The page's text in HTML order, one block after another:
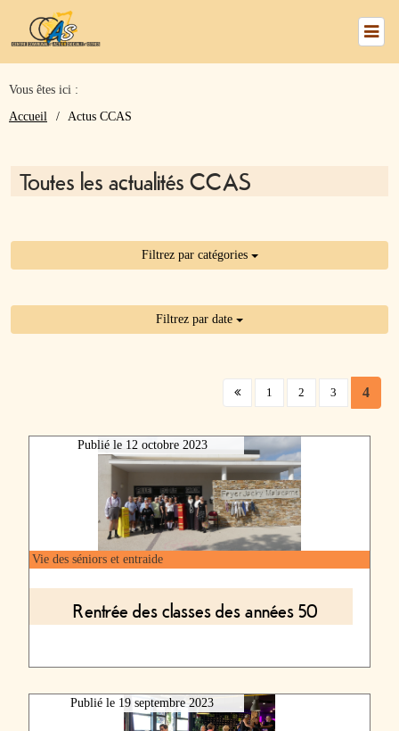
numéros
Affichage
légal
Foyers
Opération
Vous êtes ici :
Accueil
Actus CCAS
Toutes les actualités CCAS
Filtrez par catégories
Filtrez par date
1 2 3 4
Vie des séniors et entraide
Rentrée des classes des années 50
Publié le 12 octobre 2023
Publié le 19 septembre 2023